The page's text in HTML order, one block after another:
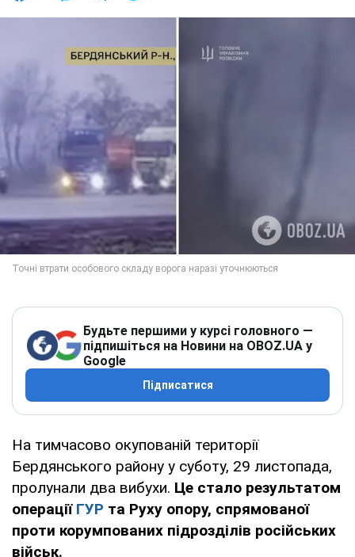
Будьте першими у курсі головного —
підпишіться на Новини на OBOZ.UA у
Google
Підписатися
На тимчасово окупованій території
Бердянського району у суботу, 29 листопада,
пролунали два вибухи. Це стало результатом
операціїГУР та Руху опору, спрямованої
проти корумпованих підрозділів російських
військ.